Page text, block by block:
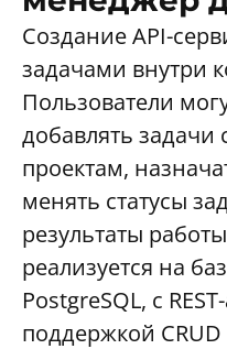
Создание API-
задачами внутри
Пользователи
добавлять задачи
проектам,
менять статусы
результаты
реализуется на
PostgreSQL, с
поддержкой